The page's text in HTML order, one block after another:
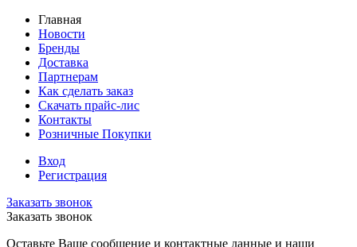
Главная
Новости
Бренды
Доставка
Партнерам
Как сделать заказ
Скачать прайс-лис
Контакты
Розничные Покупки
Вход
Регистрация
Заказать звонок
Заказать звонок
Оставьте Ваше сообщение и контактные данные и наши